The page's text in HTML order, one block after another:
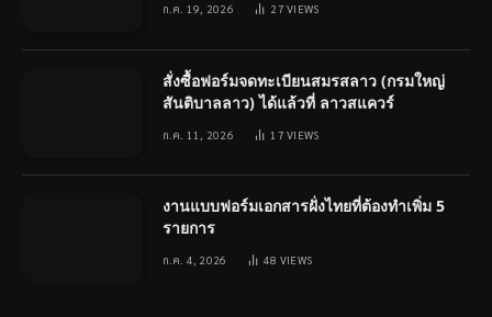
ก.ค. 19, 2026 27VIEWS
สั่งซื้อฟอร์มจดทะเบียนสมรสลาว (กรมใหญ่
สันติบาลลาว) ได้แล้วที่ ลาวสแควร์
ก.ค. 11, 2026 17VIEWS
งานแบบฟอร์มเอกสารฝั่งไทยที่ต้องทำเพิ่ม 5
รายการ
ก.ค. 4, 2026 48 VIEWS